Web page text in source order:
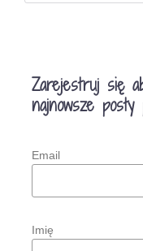
Zarejestruj się
najnowsze posty
Email
Imię